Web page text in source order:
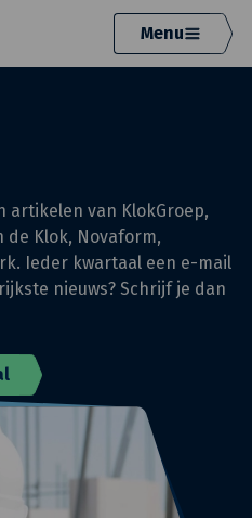
Menu
artikelen van KlokGroep,
de Klok, Novaform,
Ieder kwartaal een e-mail
nieuws? Schrijf je dan